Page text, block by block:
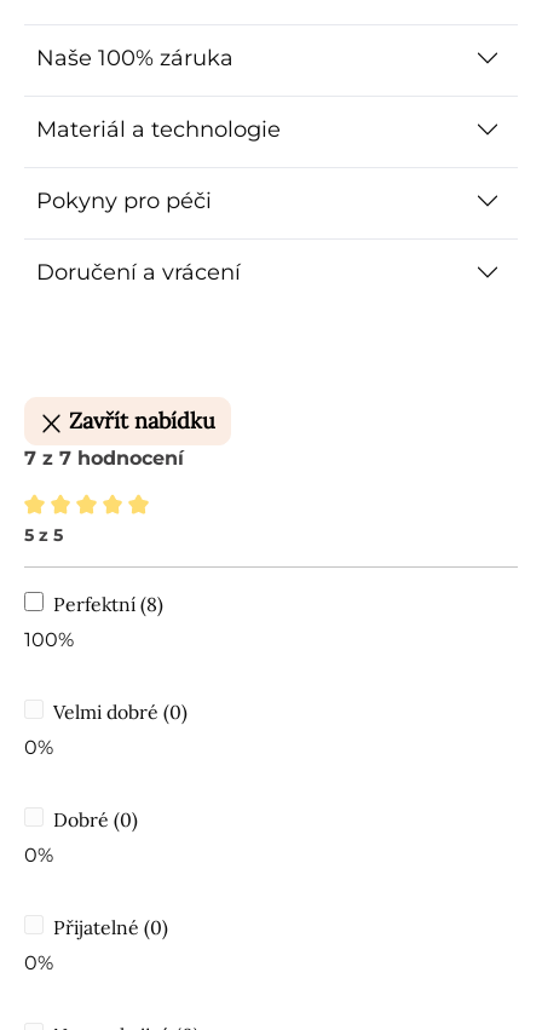
Naše 100% záruka
Materiál a technologie
Pokyny pro péči
Doručení a vrácení
Zavřít nabídku
7 z 7 hodnocení
Průměrné hodnocení 5 z 5 hvězd
5 z 5
Perfektní (8)
100%
Velmi dobré (0)
0%
Dobré (0)
0%
Přijatelné (0)
0%